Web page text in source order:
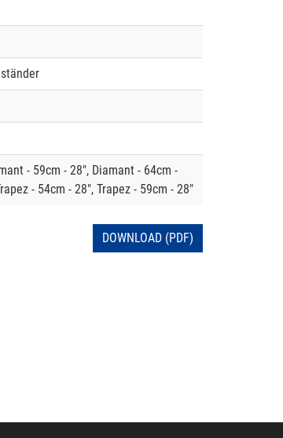
- 59cm - 28", Diamant - 64cm -
- 54cm - 28", Trapez - 59cm - 28"
DOWNLOAD (PDF)